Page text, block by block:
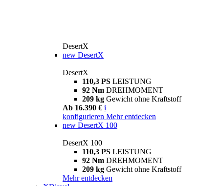
DesertX
new DesertX
DesertX
110,3 PS LEISTUNG
92 Nm DREHMOMENT
209 kg Gewicht ohne Kraftstoff
Ab 16.390 € i
konfigurieren Mehr entdecken
new DesertX 100
DesertX 100
110,3 PS LEISTUNG
92 Nm DREHMOMENT
209 kg Gewicht ohne Kraftstoff
Mehr entdecken